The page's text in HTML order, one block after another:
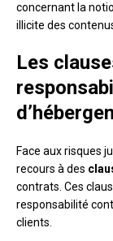
concernant la
illicite des
Les
Face aux risques
recours à des
contrats. Ces
responsabilité
clients.